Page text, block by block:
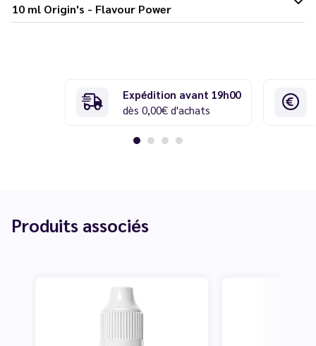
10 ml Origin's - Flavour Power
Expédition avant 19h00
dès 0,00€ d'achats
Produits associés